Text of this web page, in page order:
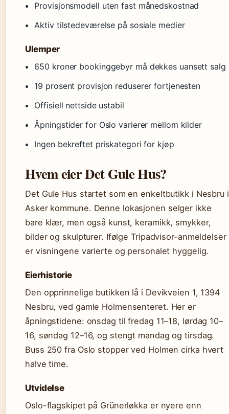
Provisjonsmodell uten fast månedskostnad
Aktiv tilstedeværelse på sosiale medier
Ulemper
650 kroner bookinggebyr må dekkes uansett salg
19 prosent provisjon reduserer fortjenesten
Offisiell nettside ustabil
Åpningstider for Oslo varierer mellom kilder
Ingen bekreftet priskategori for kjøp
Hvem eier Det Gule Hus?
Det Gule Hus startet som en enkeltbutikk i Nesbru i
Asker kommune. Denne lokasjonen selger ikke
bare klær, men også kunst, keramikk, smykker,
bilder og skulpturer. Ifølge Tripadvisor-anmeldelser
er visningene varierte og personalet hyggelig.
Eierhistorie
Den opprinnelige butikken lå i Devikveien 1, 1394
Nesbru, ved gamle Holmensenteret. Her er
åpningstidene: onsdag til fredag 11–18, lørdag 10–
16, søndag 12–16, og stengt mandag og tirsdag.
Buss 250 fra Oslo stopper ved Holmen cirka hvert
halve time.
Utvidelse
Oslo-flagskipet på Grünerløkka er nyere enn